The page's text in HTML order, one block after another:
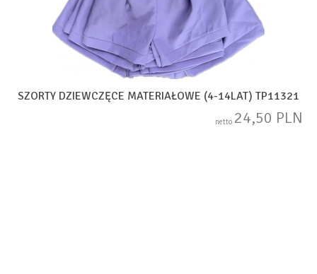
SZORTY DZIEWCZĘCE MATERIAŁOWE (4-14LAT) TP11321
netto 24,50 PLN